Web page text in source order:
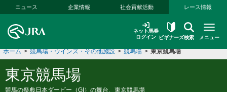
本文へ移動する
ニュース 企業情報 社会貢献活動 レース情報
ネット馬券
ログイン
ビギナーズ検索 メニュー
ホーム > 競馬場・ウインズ・その他施設 > 競馬場 > 東京競馬場
東京競馬場
競馬の祭典日本ダービー（GI）の舞台、東京競馬場